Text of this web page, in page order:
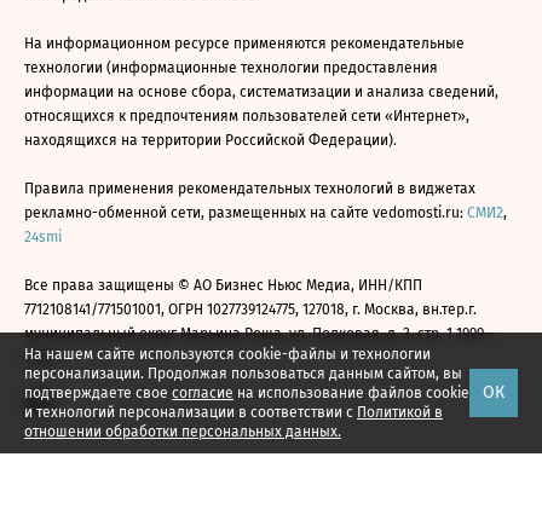
На нашем сайте используются cookie-файлы и технологии
персонализации. Продолжая пользоваться данным сайтом, вы
подтверждаете свое согласие на использование файлов cookie
и технологий персонализации в соответствии с Политикой в
отношении обработки персональных данных.
ОК
На информационном ресурсе применяются рекомендательные
технологии (информационные технологии предоставления
информации на основе сбора, систематизации и анализа сведений,
относящихся к предпочтениям пользователей сети «Интернет»,
находящихся на территории Российской Федерации).
Правила применения рекомендательных технологий в виджетах
рекламно-обменной сети, размещенных на сайте vedomosti.ru: СМИ2,
24smi
Все права защищены © АО Бизнес Ньюс Медиа, ИНН/КПП
7712108141/771501001, ОГРН 1027739124775, 127018, г. Москва, вн.тер.г.
муниципальный округ Марьина Роща, ул. Полковая, д. 3, стр. 1 1999—
2026